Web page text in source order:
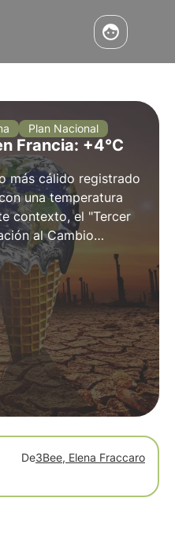
Plan Nacional
Francia: +4°C
más cálido registrado
una temperatura
contexto, el "Tercer
al Cambio
el verano de 2024.
medidas del plan en
De3Bee, Elena Fraccaro